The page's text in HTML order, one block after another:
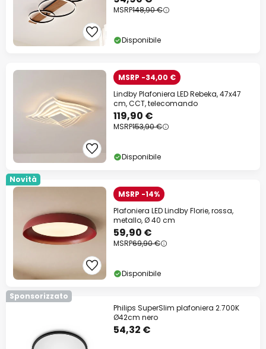
MSRP148,90 €
Disponibile
MSRP -34,00 €
Lindby Plafoniera LED Rebeka, 47x47
cm, CCT, telecomando
119,90 €
MSRP153,90 €
Disponibile
Novità
MSRP -14%
Plafoniera LED Lindby Florie, rossa,
metallo, Ø 40 cm
59,90 €
MSRP69,90 €
Disponibile
Sponsorizzato
Philips SuperSlim plafoniera 2.700K
Ø42cm nero
54,32 €